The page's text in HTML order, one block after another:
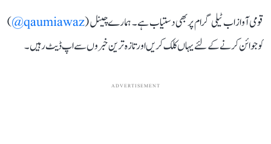
قومی آواز اب ٹیلی گرام پر بھی دستیاب ہے۔ ہمارے چینل (qaumiawaz@
)
کو جوائن کرنے کے لئے یہاں کلک کریں اور تازہ ترین خبروں سے اپ ڈیٹ رہیں۔
ADVERTISEMENT